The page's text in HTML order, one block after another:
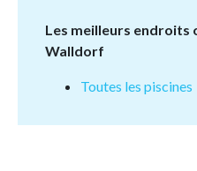
Les meilleurs endroits
Walldorf
Toutes les piscines